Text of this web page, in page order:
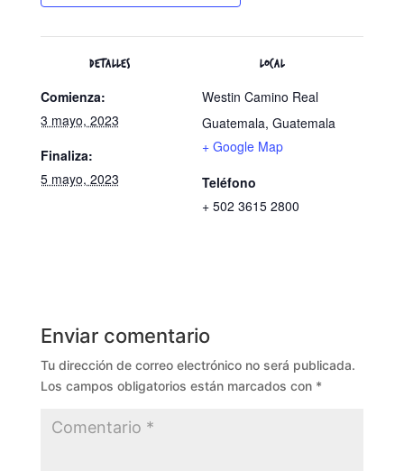
DETALLES
Comienza:
3 mayo, 2023
Finaliza:
5 mayo, 2023
LOCAL
Westin Camino Real
Guatemala, Guatemala
+ Google Map
Teléfono
+ 502 3615 2800
Enviar comentario
Tu dirección de correo electrónico no será publicada.
Los campos obligatorios están marcados con *